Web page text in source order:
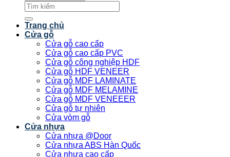
Tìm
kiếm:
Trang chủ
Cửa gỗ
Cửa gỗ cao cấp
Cửa gỗ cao cấp PVC
Cửa gỗ công nghiệp HDF
Cửa gỗ HDF VENEER
Cửa gỗ MDF LAMINATE
Cửa gỗ MDF MELAMINE
Cửa gỗ MDF VENEEER
Cửa gỗ tự nhiên
Cửa vòm gỗ
Cửa nhựa
Cửa nhựa @Door
Cửa nhựa ABS Hàn Quốc
Cửa nhựa cao cấp